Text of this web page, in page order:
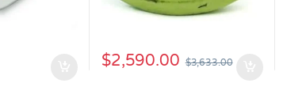
$2,590.00 $3,633.00